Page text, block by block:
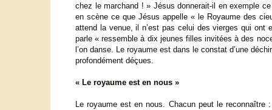
chez le marchand ! » Jésus donnerait-il en exemple
en scène ce que Jésus appelle « le Royaume des
attend la venue, il n’est pas celui des vierges qui
parle « ressemble à dix jeunes filles invitées à des
l’on danse. Le royaume est dans le constat d’une
profondément déçues.
« Le royaume est en nous »
Le royaume est en nous. Chacun peut le